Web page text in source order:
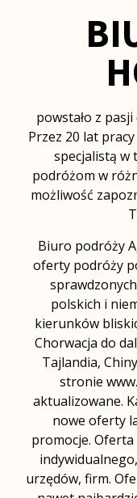
powstało z
Przez 20 lat
specjalistą w
podróżom w
możliwość
Biuro podróży
oferty podróży
polskich i
kierunków
Chorwacja do
Tajlandia,
stronie
aktualizowane.
nowe oferty
promocje.
urzędów, firm.